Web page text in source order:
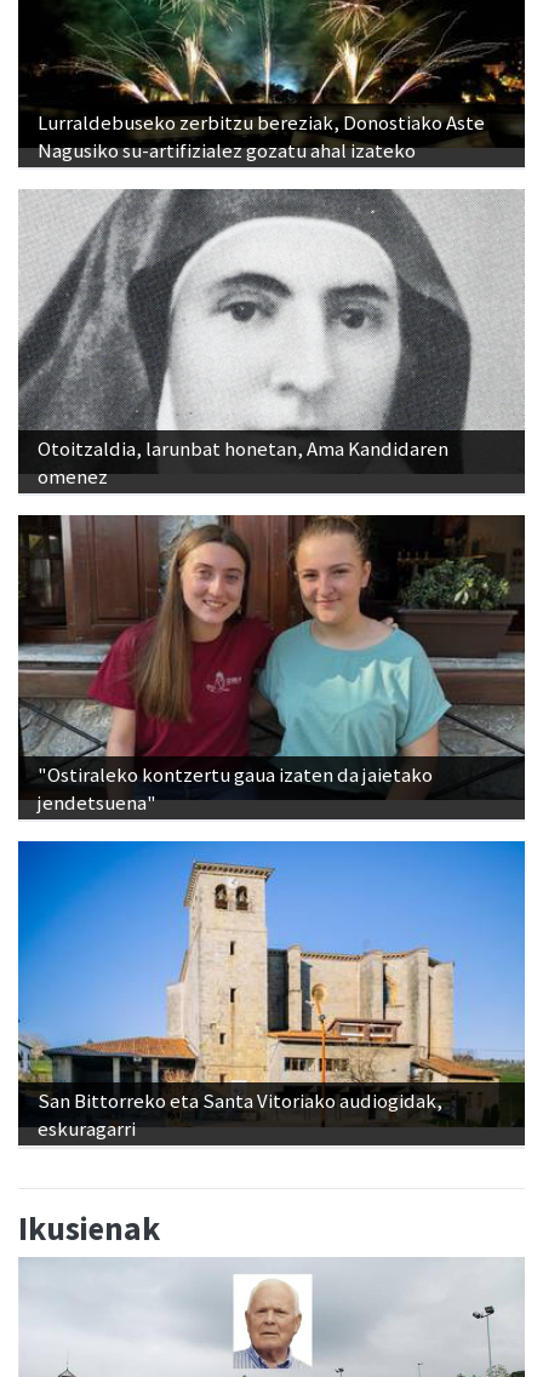
Lurraldebuseko zerbitzu bereziak, Donostiako Aste
Nagusiko su-artifizialez gozatu ahal izateko
Otoitzaldia, larunbat honetan, Ama Kandidaren
omenez
"Ostiraleko kontzertu gaua izaten da jaietako
jendetsuena"
San Bittorreko eta Santa Vitoriako audiogidak,
eskuragarri
Ikusienak